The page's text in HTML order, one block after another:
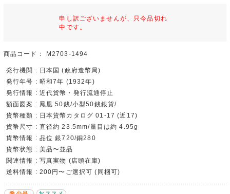
申し訳ございませんが、只今品切れ
中です。
商品コード： M2703-1494
発行機関 : 日本国 (政府造幣局)
発行年号 : 昭和7年 (1932年)
発行情報 : 近代貨幣・発行流通停止
額面図案 : 鳳凰 50銭/小型50銭銀貨/
貨幣種類 : 日本貨幣カタログ 01-17 (近17)
貨幣尺寸 : 直径約 23.5mm/量目は約 4.95g
貨幣情報 : 品位 銀720/銅280
貨幣状態 : 美品〜並品
関連情報 : 写真実物 (店頭在庫)
送料情報 : 200円〜ご選択可 (同梱可)